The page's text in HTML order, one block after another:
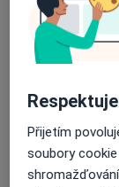
Dostupnost
Na této
Co mám v
Způsoby
Přijetím
soubory